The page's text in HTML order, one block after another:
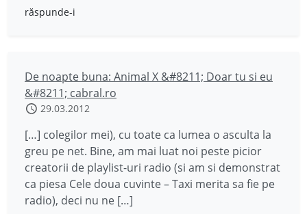
răspunde-i
De noapte buna: Animal X &#8211; Doar tu si eu
&#8211; cabral.ro
29.03.2012
[…] colegilor mei), cu toate ca lumea o asculta la
greu pe net. Bine, am mai luat noi peste picior
creatorii de playlist-uri radio (si am si demonstrat
ca piesa Cele doua cuvinte – Taxi merita sa fie pe
radio), deci nu ne […]